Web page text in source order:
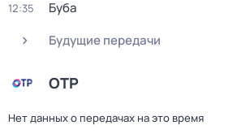
12:35
Буба
Будущие передачи
ОТР
Нет данных о передачах на это время